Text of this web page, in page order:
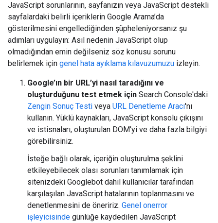
JavaScript sorunlarının, sayfanızın veya JavaScript destekli
sayfalardaki belirli içeriklerin Google Arama’da
gösterilmesini engellediğinden şüpheleniyorsanız şu
adımları uygulayın: Asıl nedenin JavaScript olup
olmadığından emin değilseniz söz konusu sorunu
belirlemek için genel hata ayıklama kılavuzumuzu izleyin.
Google’ın bir URL’yi nasıl taradığını ve
oluşturduğunu test etmek için Search Console'daki
Zengin Sonuç Testi veya URL Denetleme Aracı'nı
kullanın. Yüklü kaynakları, JavaScript konsolu çıkışını
ve istisnaları, oluşturulan DOM'yi ve daha fazla bilgiyi
görebilirsiniz.
İsteğe bağlı olarak, içeriğin oluşturulma şeklini
etkileyebilecek olası sorunları tanımlamak için
sitenizdeki Googlebot dahil kullanıcılar tarafından
karşılaşılan JavaScript hatalarının toplanmasını ve
denetlenmesini de öneririz. Genel onerror
işleyicisinde günlüğe kaydedilen JavaScript